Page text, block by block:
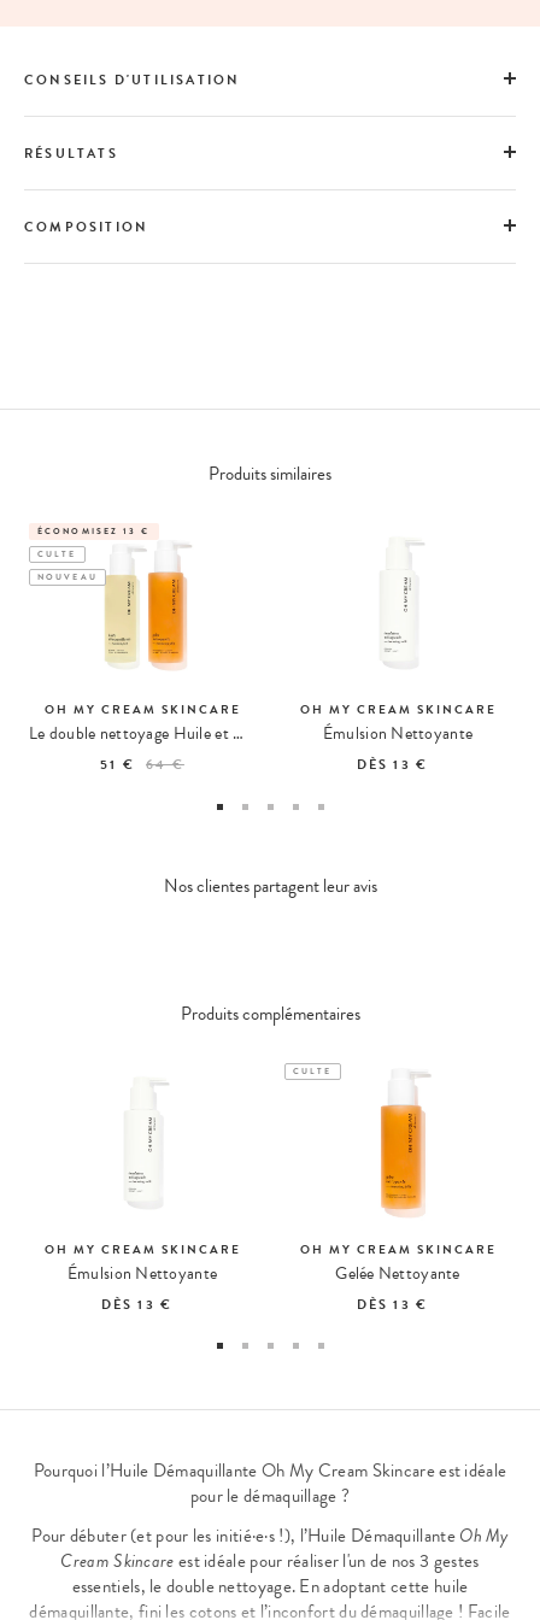
CONSEILS D'UTILISATION
RÉSULTATS
COMPOSITION
Produits similaires
ÉCONOMISEZ 13 €
CULTE
NOUVEAU
OH MY CREAM SKINCARE
Le double nettoyage Huile et Gelée
51 € 64 €
OH MY CREAM SKINCARE
Émulsion Nettoyante
DÈS13 €
Nos clientes partagent leur avis
Produits complémentaires
OH MY CREAM SKINCARE
Émulsion Nettoyante
DÈS13 €
CULTE
OH MY CREAM SKINCARE
Gelée Nettoyante
DÈS13 €
Pourquoi l’Huile Démaquillante Oh My Cream Skincare est idéale
pour le démaquillage ?
Pour débuter (et pour les initié·e·s !), l’Huile DémaquillanteOh My
Cream Skincareest idéale pour réaliser l'un de nos 3 gestes
essentiels, le double nettoyage. En adoptant cette huile
démaquillante, fini les cotons et l’inconfort du démaquillage ! Facile